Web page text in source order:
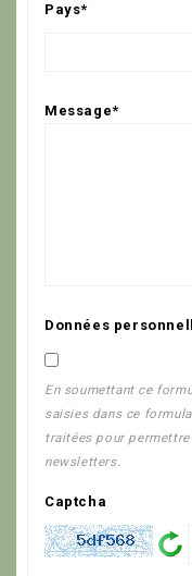
Pays*
Message*
Données
En soumettant ce
saisies dans ce
traitées pour
newsletters.
Captcha